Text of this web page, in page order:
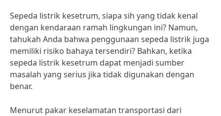
Sepeda listrik kesetrum, siapa sih yang tidak kenal
dengan kendaraan ramah lingkungan ini? Namun,
tahukah Anda bahwa penggunaan sepeda listrik juga
memiliki risiko bahaya tersendiri? Bahkan, ketika
sepeda listrik kesetrum dapat menjadi sumber
masalah yang serius jika tidak digunakan dengan
benar.
Menurut pakar keselamatan transportasi dari